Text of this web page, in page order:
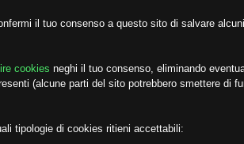
il tuo consenso a questo sito di salvare
cookies neghi il tuo consenso, eliminando
(alcune parti del sito potrebbero smettere di
tipologie di cookies ritieni accettabili: